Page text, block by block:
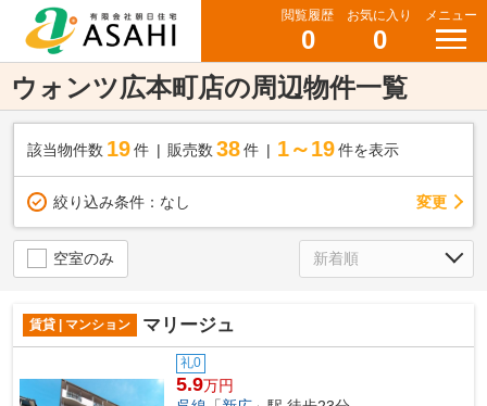
閲覧履歴
0
お気に入り
0
メニュー
ウォンツ広本町店の周辺物件一覧
該当物件数 19件 販売数 38 件 1～19 件を表示
絞り込み条件： なし 変更
空室のみ
賃貸 | マンション マリージュ
礼0
5.9万円